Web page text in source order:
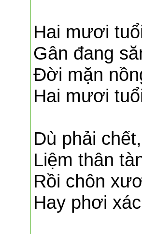
Hai mươi
Gân đang
Đời mặn
Hai mươi
Dù phải
Liệm thân
Rồi chôn
Hay phơi